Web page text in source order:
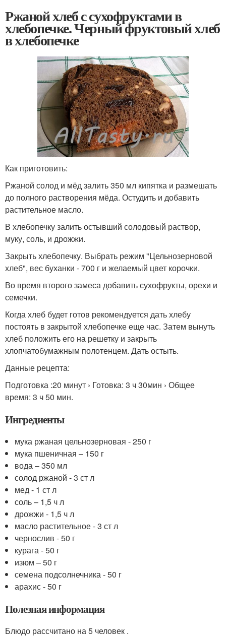
Ржаной хлеб с сухофруктами в
хлебопечке. Черный фруктовый хлеб
в хлебопечке
Как приготовить:
Ржаной солод и мёд залить 350 мл кипятка и размешать
до полного растворения мёда. Остудить и добавить
растительное масло.
В хлебопечку залить остывший солодовый раствор,
муку, соль, и дрожжи.
Закрыть хлебопечку. Выбрать режим "Цельнозерновой
хлеб", вес буханки - 700 г и желаемый цвет корочки.
Во время второго замеса добавить сухофрукты, орехи и
семечки.
Когда хлеб будет готов рекомендуется дать хлебу
постоять в закрытой хлебопечке еще час. Затем вынуть
хлеб положить его на решетку и закрыть
хлопчатобумажным полотенцем. Дать остыть.
Данные рецепта:
Подготовка :20 минут › Готовка: 3 ч 30мин › Общее
время: 3 ч 50 мин.
Ингредиенты
мука ржаная цельнозерновая - 250 г
мука пшеничная – 150 г
вода – 350 мл
солод ржаной - 3 ст л
мед - 1 ст л
соль – 1,5 ч л
дрожжи - 1,5 ч л
масло растительное - 3 ст л
чернослив - 50 г
курага - 50 г
изюм – 50 г
семена подсолнечника - 50 г
арахис - 50 г
Полезная информация
Блюдо рассчитано на 5 человек .